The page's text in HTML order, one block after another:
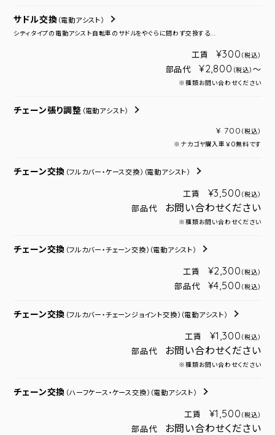
サドル交換 （電動アシスト）
シティタイプの電動アシスト自転車のサドルをやぐらに問わず交換する...
工賃 ¥300 （税込）
部品代 ¥2,800 （税込） ～
※種類お問い合わせください
チェーン張り調整 （電動アシスト）
¥ 700 （税込）
※ナカゴヤ購入車￥０無料です
チェーン交換 （フルカバー・ケース交換） （電動アシスト）
工賃 ¥3,500 （税込）
部品代 お問い合わせください
※種類お問い合わせください
チェーン交換 （フルカバー・チェーン交換） （電動アシスト）
工賃 ¥2,300 （税込）
部品代 ¥4,500 （税込）
チェーン交換 （フルカバー・チェーンジョイント交換） （電動アシスト）
工賃 ¥1,300 （税込）
部品代 お問い合わせください
※種類お問い合わせください
チェーン交換 （ハーフケース・ケース交換） （電動アシスト）
工賃 ¥1,500 （税込）
部品代 お問い合わせください